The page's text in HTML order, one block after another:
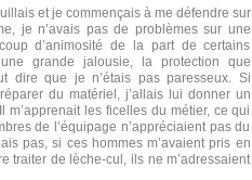
et je commençais à me défendre sur
je n’avais pas de problèmes sur une
d’animosité de la part de certains
grande jalousie, la protection que
dire que je n’étais pas paresseux. Si
du matériel, j’allais lui donner un
les ficelles du métier, ce qui
de l’équipage n’appréciaient pas du
pas, si ces hommes m’avaient pris en
traiter de lèche-cul, ils ne m’adressaient